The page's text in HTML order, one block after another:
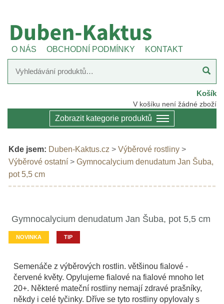
O NÁS OBCHODNÍ PODMÍNKY KONTAKT
Košík
V košíku není žádné zboží
Zobrazit kategorie produktů
Kde jsem: Duben-Kaktus.cz > Výběrové rostliny >
Výběrové ostatní > Gymnocalycium denudatum Jan Šuba,
pot 5,5 cm
Gymnocalycium denudatum Jan Šuba, pot 5,5 cm
NOVINKA TIP
Semenáče z výběrových rostlin. většinou fialové -
červené květy. Opylujeme fialové na fialové mnoho let
20+. Některé mateční rostliny nemají zdravé prašníky,
někdy i celé tyčinky. Dříve se tyto rostliny opylovaly s